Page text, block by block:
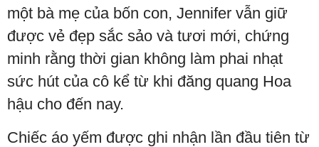
một bà mẹ của bốn con, Jennifer vẫn giữ
được vẻ đẹp sắc sảo và tươi mới, chứng
minh rằng thời gian không làm phai nhạt
sức hút của cô kể từ khi đăng quang Hoa
hậu cho đến nay.
Chiếc áo yếm được ghi nhận lần đầu tiên từ